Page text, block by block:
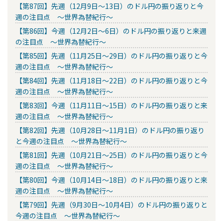
【第87回】先週（12月9日～13日）のドル円の振り返りと今
週の注目点 ～世界為替紀行～
【第86回】今週（12月2日～6日）のドル円の振り返りと来週
の注目点 ～世界為替紀行～
【第85回】先週（11月25日～29日）のドル円の振り返りと今
週の注目点 ～世界為替紀行～
【第84回】先週（11月18日～22日）のドル円の振り返りと今
週の注目点 ～世界為替紀行～
【第83回】今週（11月11日～15日）のドル円の振り返りと来
週の注目点 ～世界為替紀行～
【第82回】先週（10月28日～11月1日）のドル円の振り返り
と今週の注目点 ～世界為替紀行～
【第81回】先週（10月21日～25日）のドル円の振り返りと今
週の注目点 ～世界為替紀行～
【第80回】今週（10月14日～18日）のドル円の振り返りと来
週の注目点 ～世界為替紀行～
【第79回】先週（9月30日～10月4日）のドル円の振り返りと
今週の注目点 ～世界為替紀行～